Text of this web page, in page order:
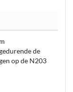
de
op de N203